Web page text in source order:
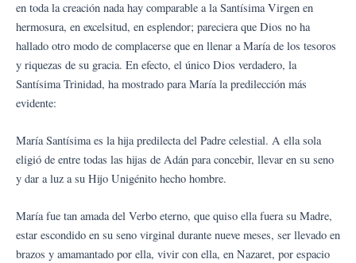
en toda la creación nada hay comparable a la Santísima Virgen en
hermosura, en excelsitud, en esplendor; pareciera que Dios no ha
hallado otro modo de complacerse que en llenar a María de los tesoros
y riquezas de su gracia. En efecto, el único Dios verdadero, la
Santísima Trinidad, ha mostrado para María la predilección más
evidente:
María Santísima es la hija predilecta del Padre celestial. A ella sola
eligió de entre todas las hijas de Adán para concebir, llevar en su seno
y dar a luz a su Hijo Unigénito hecho hombre.
María fue tan amada del Verbo eterno, que quiso ella fuera su Madre,
estar escondido en su seno virginal durante nueve meses, ser llevado en
brazos y amamantado por ella, vivir con ella, en Nazaret, por espacio